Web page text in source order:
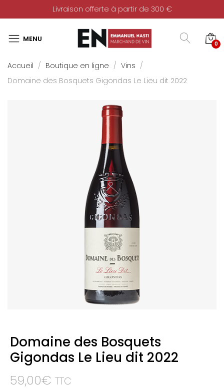
Livraison offerte à partir de 300 €
0
Accueil Boutique en ligne
Vins
Domaine des Bosquets Gigondas Le Lieu dit 2022
Domaine des Bosquets
Gigondas Le Lieu dit 2022
59,00€ TTC